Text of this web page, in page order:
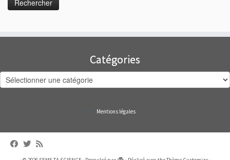
Catégories
Catégories
Mentions légales